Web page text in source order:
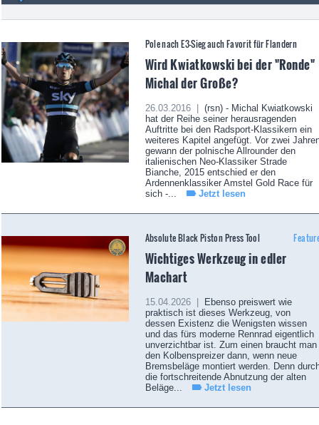
Pole nach E3-Sieg auch Favorit für Flandern
Wird Kwiatkowski bei der "Ronde"
Michal der Große?
26.03.2016 |
(rsn) - Michal Kwiatkowski
hat der Reihe seiner herausragenden
Auftritte bei den Radsport-Klassikern ein
weiteres Kapitel angefügt. Vor zwei
gewann der polnische Allrounder den
italienischen Neo-Klassiker Strade
Bianche, 2015 entschied er den
Ardennenklassiker Amstel Gold Race für
sich -...
Jetzt lesen
Absolute Black Piston Press Tool
Wichtiges Werkzeug in edler
Machart
15.04.2026 |
Ebenso preiswert wie
praktisch ist dieses Werkzeug, von
dessen Existenz die Wenigsten wissen
und das fürs moderne Rennrad eigentlich
unverzichtbar ist. Zum einen braucht man
den Kolbenspreizer dann, wenn neue
Bremsbeläge montiert werden. Denn
die fortschreitende Abnutzung der alten
Beläge...
Jetzt lesen